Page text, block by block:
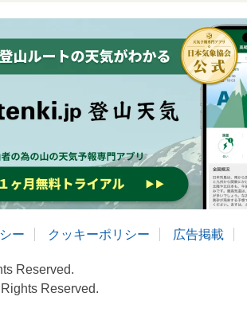
ー クッキーポリシー 広告掲載
Reserved.
Reserved.